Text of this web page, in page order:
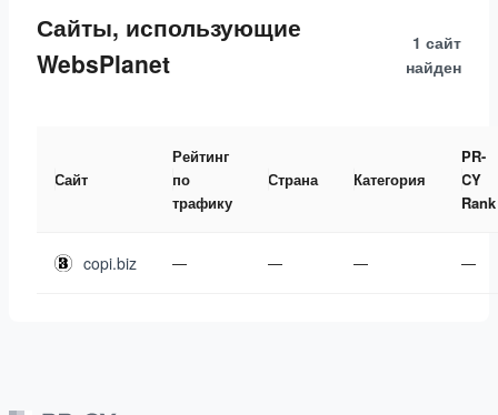
Сайты, использующие
WebsPlanet
1 сайт
найден
Сайт
Рейтинг
по
трафику
Страна Категория
PR-
CY
Rank
copi.biz — — — —